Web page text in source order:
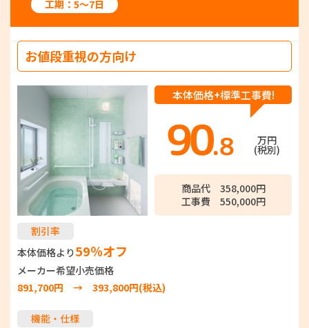
工期：5～7日
お値段重視の方向け
本体価格+標準工事費!
90.8 万円
(税別)
商品代 358,000円
工事費 550,000円
割引率
本体価格より59％オフ
メーカー希望小売価格
891,700円 → 393,800円(税込)
機能・仕様